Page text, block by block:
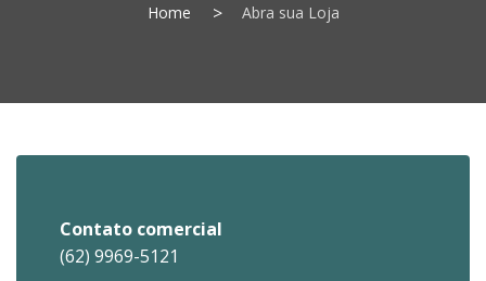
Home Abra sua Loja
Contato comercial
(62) 9969-5121